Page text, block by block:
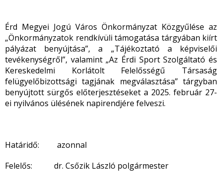
Érd Megyei Jogú Város Önkormányzat Közgyűlése az
„Önkormányzatok rendkívüli támogatása tárgyában kiírt
pályázat benyújtása”, a „Tájékoztató a képviselői
tevékenységről”, valamint „Az Érdi Sport Szolgáltató és
Kereskedelmi Korlátolt Felelősségű Társaság
felügyelőbizottsági tagjának megválasztása” tárgyban
benyújtott sürgős előterjesztéseket a 2025. február 27-
ei nyilvános ülésének napirendjére felveszi.
Határidő: azonnal
Felelős: dr. Csőzik László polgármester